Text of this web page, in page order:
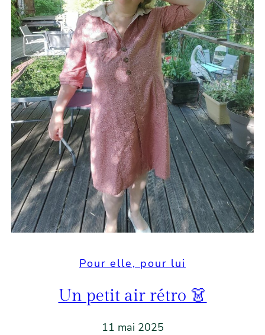
Pour elle, pour lui
Un petit air rétro 👗
11 mai 2025